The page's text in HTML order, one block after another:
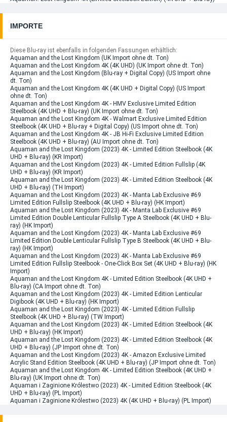
IMPORTE
Diese Blu-ray ist ebenfalls in folgenden Fassungen erhältlich:
Aquaman and the Lost Kingdom (UK Import ohne dt. Ton)
Aquaman and the Lost Kingdom 4K (4K UHD) (UK Import ohne dt. Ton)
Aquaman and the Lost Kingdom (Blu-ray + Digital Copy) (US Import ohne
dt. Ton)
Aquaman and the Lost Kingdom 4K (4K UHD + Digital Copy) (US Import
ohne dt. Ton)
Aquaman and the Lost Kingdom 4K - HMV Exclusive Limited Edition
Steelbook (4K UHD + Blu-ray) (UK Import ohne dt. Ton)
Aquaman and the Lost Kingdom 4K - Walmart Exclusive Limited Edition
Steelbook (4K UHD + Blu-ray + Digital Copy) (US Import ohne dt. Ton)
Aquaman and the Lost Kingdom 4K - JB Hi-Fi Exclusive Limited Edition
Steelbook (4K UHD + Blu-ray) (AU Import ohne dt. Ton)
Aquaman and the Lost Kingdom (2023) 4K - Limited Edition Steelbook (4K
UHD + Blu-ray) (KR Import)
Aquaman and the Lost Kingdom (2023) 4K - Limited Edition Fullslip (4K
UHD + Blu-ray) (KR Import)
Aquaman and the Lost Kingdom (2023) 4K - Limited Edition Steelbook (4K
UHD + Blu-ray) (TH Import)
Aquaman and the Lost Kingdom (2023) 4K - Manta Lab Exclusive #69
Limited Edition Fullslip Steelbook (4K UHD + Blu-ray) (HK Import)
Aquaman and the Lost Kingdom (2023) 4K - Manta Lab Exclusive #69
Limited Edition Double Lenticular Fullslip Type A Steelbook (4K UHD + Blu-
ray) (HK Import)
Aquaman and the Lost Kingdom (2023) 4K - Manta Lab Exclusive #69
Limited Edition Double Lenticular Fullslip Type B Steelbook (4K UHD + Blu-
ray) (HK Import)
Aquaman and the Lost Kingdom (2023) 4K - Manta Lab Exclusive #69
Limited Edition Fullslip Steelbook - One-Click Box Set (4K UHD + Blu-ray) (HK
Import)
Aquaman and the Lost Kingdom 4K - Limited Edition Steelbook (4K UHD +
Blu-ray) (CA Import ohne dt. Ton)
Aquaman and the Lost Kingdom (2023) 4K - Limited Edition Lenticular
Digibook (4K UHD + Blu-ray) (HK Import)
Aquaman and the Lost Kingdom (2023) 4K - Limited Edition Fullslip
Steelbook (4K UHD + Blu-ray) (TW Import)
Aquaman and the Lost Kingdom (2023) 4K - Limited Edition Steelbook (4K
UHD + Blu-ray) (HK Import)
Aquaman and the Lost Kingdom (2023) 4K - Limited Edition Steelbook (4K
UHD + Blu-ray) (JP Import ohne dt. Ton)
Aquaman and the Lost Kingdom (2023) 4K - Amazon Exclusive Limited
Acrylic Stand Edition Steelbook (4K UHD + Blu-ray) (JP Import ohne dt. Ton)
Aquaman and the Lost Kingdom 4K - Limited Edition Steelbook (4K UHD +
Blu-ray) (UK Import ohne dt. Ton)
Aquaman i Zaginione Królestwo (2023) 4K - Limited Edition Steelbook (4K
UHD + Blu-ray) (PL Import)
Aquaman i Zaginione Królestwo (2023) 4K (4K UHD + Blu-ray) (PL Import)